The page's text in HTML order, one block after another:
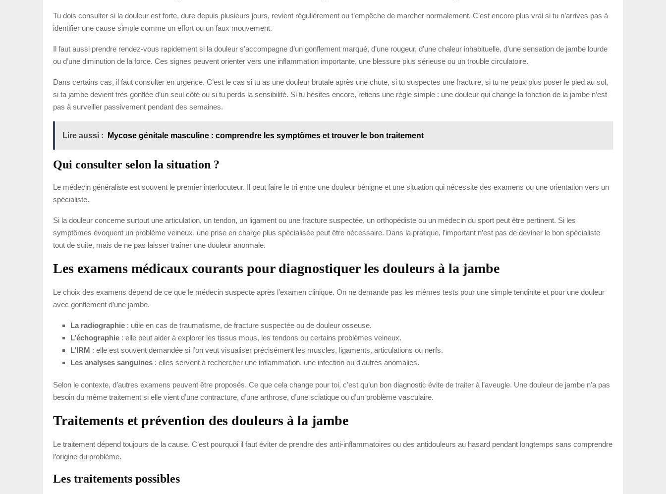
Tu dois consulter si la douleur est forte, dure depuis plusieurs jours, revient régulièrement ou t’empêche de marcher normalement. C’est encore plus vrai si tu n’arrives pas à
identifier une cause simple comme un effort ou un faux mouvement.
Il faut aussi prendre rendez-vous rapidement si la douleur s’accompagne d’un gonflement marqué, d’une rougeur, d’une chaleur inhabituelle, d’une sensation de jambe lourde
ou d’une diminution de la force. Ces signes peuvent orienter vers une inflammation importante, une blessure plus sérieuse ou un trouble circulatoire.
Dans certains cas, il faut consulter en urgence. C’est le cas si tu as une douleur brutale après une chute, si tu suspectes une fracture, si tu ne peux plus poser le pied au sol,
si ta jambe devient très gonflée d’un seul côté ou si tu perds la sensibilité. Si tu hésites encore, retiens une règle simple : une douleur qui change la fonction de la jambe n’est
pas à surveiller passivement pendant des semaines.
Lire aussi : Mycose génitale masculine : comprendre les symptômes et trouver le bon traitement
Qui consulter selon la situation ?
Le médecin généraliste est souvent le premier interlocuteur. Il peut faire le tri entre une douleur bénigne et une situation qui nécessite des examens ou une orientation vers un
spécialiste.
Si la douleur concerne surtout une articulation, un tendon, un ligament ou une fracture suspectée, un orthopédiste ou un médecin du sport peut être pertinent. Si les
symptômes évoquent un problème veineux, une prise en charge plus spécialisée peut être nécessaire. Dans la pratique, l’important n’est pas de deviner le bon spécialiste
tout de suite, mais de ne pas laisser traîner une douleur anormale.
Les examens médicaux courants pour diagnostiquer les douleurs à la jambe
Le choix des examens dépend de ce que le médecin suspecte après l’examen clinique. On ne demande pas les mêmes tests pour une simple tendinite et pour une douleur
avec gonflement d’une jambe.
La radiographie : utile en cas de traumatisme, de fracture suspectée ou de douleur osseuse.
L’échographie : elle peut aider à explorer les tissus mous, les tendons ou certains problèmes veineux.
L’IRM : elle est souvent demandée si l’on veut visualiser précisément les muscles, ligaments, articulations ou nerfs.
Les analyses sanguines : elles servent à rechercher une inflammation, une infection ou d’autres anomalies.
Selon le contexte, d’autres examens peuvent être proposés. Ce que cela change pour toi, c’est qu’un bon diagnostic évite de traiter à l’aveugle. Une douleur de jambe n’a pas
besoin du même traitement si elle vient d’une contracture, d’une arthrose, d’une sciatique ou d’un problème vasculaire.
Traitements et prévention des douleurs à la jambe
Le traitement dépend toujours de la cause. C’est pourquoi il faut éviter de prendre des anti-inflammatoires ou des antidouleurs au hasard pendant longtemps sans comprendre
l’origine du problème.
Les traitements possibles